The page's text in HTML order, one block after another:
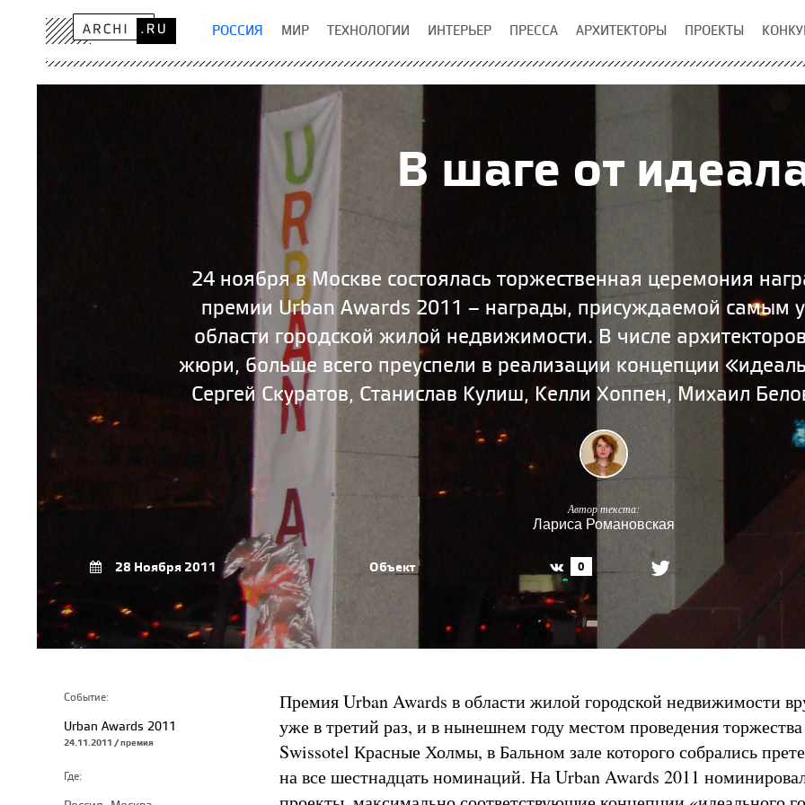
РОССИЯ МИР ТЕХНОЛОГИИ ИНТЕРЬЕР ПРЕССА АРХИТЕКТОРЫ ПРОЕКТЫ
В шаге от
24 ноября в Москве состоялась торжественная церемония
премии Urban Awards 2011 – награды, присуждаемой самым
области городской жилой недвижимости. В числе
жюри, больше всего преуспели в реализации концепции
Сергей Скуратов, Станислав Кулиш, Келли Хоппен, Михаил
Автор текста:
Лариса Романовская
28 Ноября 2011 Объект 0
Событие:
Urban Awards 2011
24.11.2011 / премия
Где:
Премия Urban Awards в области жилой городской недвижимости
уже в третий раз, и в нынешнем году местом проведения торжества
Swissotel Красные Холмы, в Бальном зале которого собрались
на все шестнадцать номинаций. На Urban Awards 2011